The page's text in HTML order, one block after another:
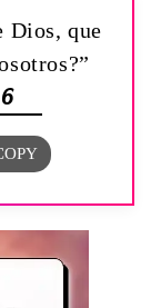
Dios, que